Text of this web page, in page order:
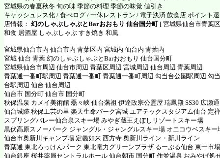
宮城県の春夏秋冬 旬の味 季節の料理 季節の味覚 値引き
キャッシュレス化 / 食べログ / 一休レストラン / 電子決済 飲食店 ポイント
店情報： 幻のしゃぶしゃぶとBarおおもり 仙台国分町[ 宮城県仙台市青葉
和食 居酒屋 しゃぶしゃぶ すき焼き 和風
宮城県仙台市内 仙台市内 青葉区内 宮城内 仙台内 青葉内
宮城 仙台 青葉 幻のしゃぶしゃぶとBarおおもり 仙台国分町
宮城県仙台市周辺 仙台市周辺 青葉区周辺 宮城周辺 仙台周辺 青葉周辺
青葉通一番町駅周辺 青葉通一番町 青葉通一番町周辺 勾当台公園駅周辺 勾
台駅周辺 仙台 仙台周辺
仙台市 国分町 仙台市 国分町
秋保温泉 カメイ美術館 磊々峡 仙台藩祖 伊達政宗公霊屋 瑞鳳殿 SS30 広瀬
仙台城跡 秋保工芸の里 楽天生命パーク宮城 ユアテックスタジアム仙台 定
スプリングバレー仙台泉スキー場 みやぎ蔵王えぼしリゾートスキー場
黒伏高原スノーパーク ジャングル・ジャングルスキー場 オニコウベスキー
仙台市奥新川キャンプ場 定義如来 西方寺 奥新川ライン・新川ライン
青葉通 東北ろっけんパーク 東北電力グリーンプラザ るーぷる仙台 東一市
仙台銀座 桜井薬局セントラルホール 仙台朝市 国分町 作並温泉 おみやげ処